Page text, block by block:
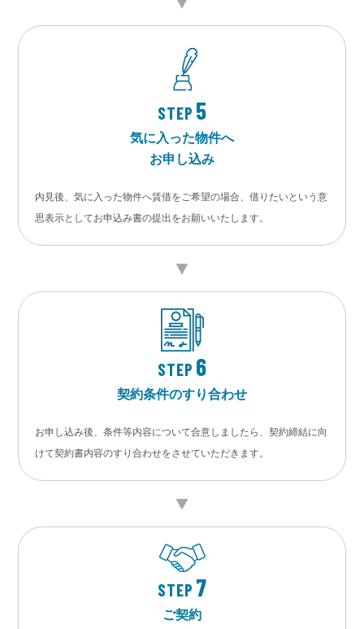
STEP 5
気に入った物件へ
お申し込み
内見後、気に入った物件へ賃借をご希望の場合、借りたいという意
思表示としてお申込み書の提出をお願いいたします。
STEP 6
契約条件のすり合わせ
お申し込み後、条件等内容について合意しましたら、契約締結に向
けて契約書内容のすり合わせをさせていただきます。
STEP 7
ご契約